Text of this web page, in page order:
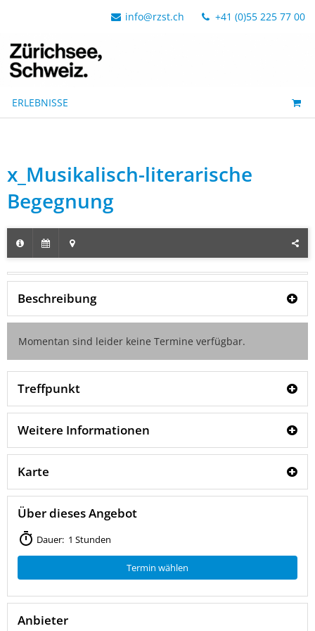
info@rzst.ch +41 (0)55 225 77 00
ERLEBNISSE
x_Musikalisch-literarische
Begegnung
Beschreibung
Momentan sind leider keine Termine verfügbar.
Treffpunkt
Weitere Informationen
Karte
Über dieses Angebot
Dauer: 1 Stunden
Termin wählen
Anbieter